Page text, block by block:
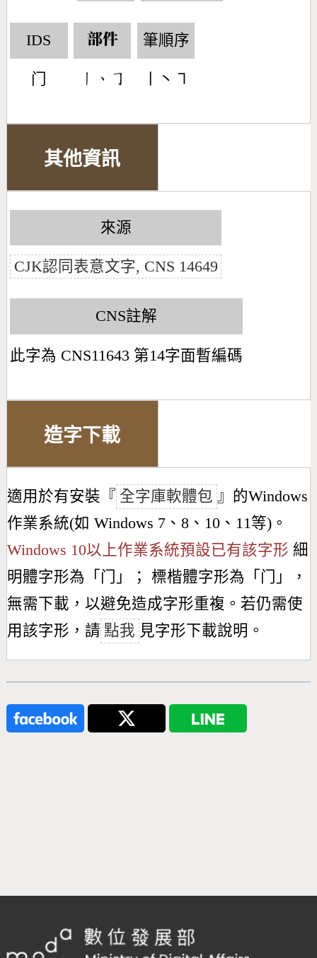
IDS
门
部件
󶀂󶀅󶀊
筆順序
丨丶㇕
其他資訊
來源
CJK認同表意文字, CNS 14649
CNS註解
此字為 CNS11643 第14字面暫編碼
造字下載
適用於有安裝『 全字庫軟體包 』的Windows
作業系統(如 Windows 7、8、10、11等)。
Windows 10以上作業系統預設已有該字形 細
明體字形為「 门 」； 標楷體字形為「 门
」，
無需下載，以避免造成字形重複。若仍需使
用該字形，請 點我 見字形下載說明。